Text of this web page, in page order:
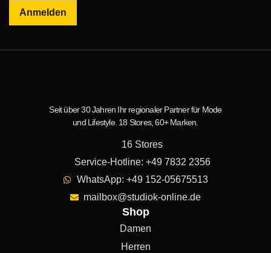
Anmelden
Seit über 30 Jahren Ihr regionaler Partner für Mode
und Lifestyle. 18 Stores, 60+ Marken.
16 Stores
Service-Hotline: +49 7832 2356
WhatsApp: +49 152-05675513
mailbox@studiok-online.de
Shop
Damen
Herren